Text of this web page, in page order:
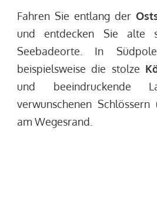
Fahren Sie entlang der
und entdecken Sie alte
Seebadeorte. In
beispielsweise die stolze
und beeindruckende
verwunschenen
am Wegesrand.